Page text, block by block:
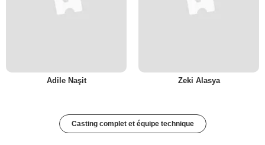
Adile Naşit Zeki Alasya
Casting complet et équipe technique